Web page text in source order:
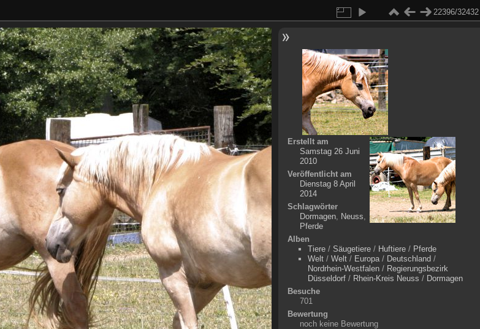
22396/32432
Erstellt am
Samstag 26 Juni
2010
Veröffentlicht am
Dienstag 8 April
2014
Schlagwörter
Dormagen, Neuss,
Pferde
Alben
Tiere/ Säugetiere/ Huftiere/ Pferde
Welt/ Welt/ Europa/ Deutschland /
Nordrhein-Westfalen/ Regierungsbezirk
Düsseldorf/ Rhein-Kreis Neuss / Dormagen
Besuche
701
Bewertung
noch keine Bewertung